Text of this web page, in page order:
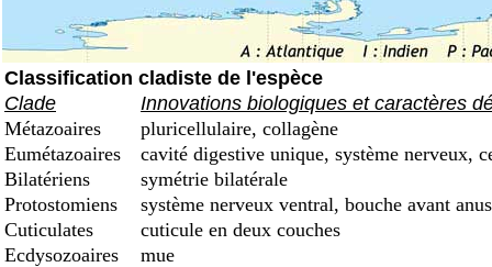
Classification cladiste de l'espèce
Clade
Innovations biologiques et caractères
Métazoaires
pluricellulaire, collagène
Eumétazoaires
cavité digestive unique, système nerveux,
Bilatériens
symétrie bilatérale
Protostomiens
système nerveux ventral, bouche avant anus
Cuticulates
cuticule en deux couches
Ecdysozoaires
mue